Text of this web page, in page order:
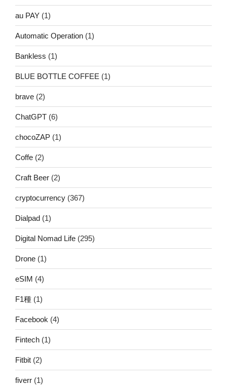
au PAY (1)
Automatic Operation (1)
Bankless (1)
BLUE BOTTLE COFFEE (1)
brave (2)
ChatGPT (6)
chocoZAP (1)
Coffe (2)
Craft Beer (2)
cryptocurrency (367)
Dialpad (1)
Digital Nomad Life (295)
Drone (1)
eSIM (4)
F1種 (1)
Facebook (4)
Fintech (1)
Fitbit (2)
fiverr (1)